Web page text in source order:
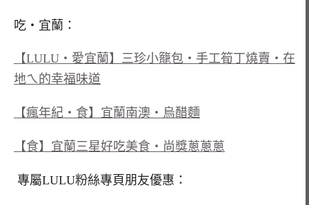
吃‧宜蘭：
【LULU‧愛宜蘭】三珍小籠包‧手工筍丁燒賣‧在
地ㄟ的幸福味道
【瘋年紀‧食】宜蘭南澳‧烏醋麵
【食】宜蘭三星好吃美食‧尚獎蔥蔥蔥
專屬LULU粉絲專頁朋友優惠：